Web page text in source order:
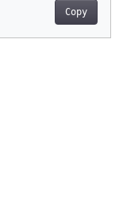
Copy